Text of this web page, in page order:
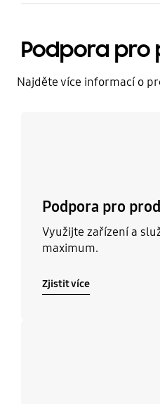
Podpora pro
Najděte více informací o
Podpora pro
Využijte zařízení a
maximum.
Zjistit více